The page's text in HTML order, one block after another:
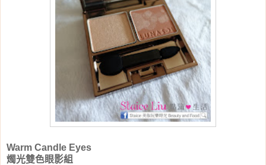
Warm Candle Eyes
燭光雙色眼影組